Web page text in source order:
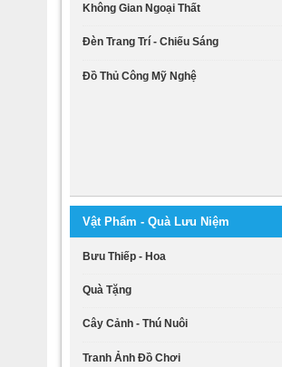
Không Gian Ngoại Thất
Đèn Trang Trí - Chiếu Sáng
Đồ Thủ Công Mỹ Nghệ
Vật Phẩm - Quà Lưu Niệm
Bưu Thiếp - Hoa
Quà Tặng
Cây Cảnh - Thú Nuôi
Tranh Ảnh Đồ Chơi